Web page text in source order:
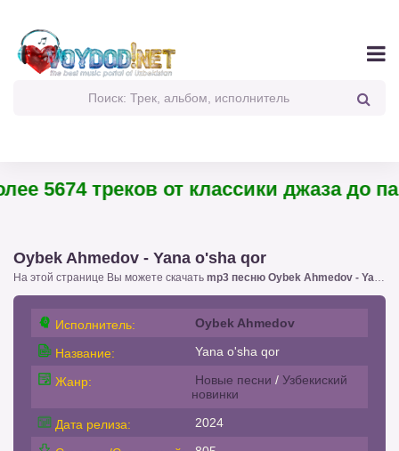
5674 треков от классики джаза до
Oybek Ahmedov - Yana o'sha qor
На этой странице Вы можете скачать mp3 песню Oybek Ahmedov - Yana o'sha qor
Исполнитель: Oybek Ahmedov
Название: Yana o'sha qor
Жанр: Новые песни / Узбекиский
новинки
Дата релиза: 2024